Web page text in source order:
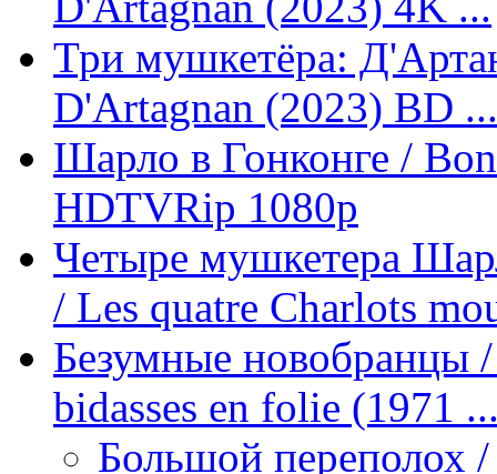
Три мушкетёра:
D'Artagnan (2023) BD ...
Шарло в Гонконге /
HDTVRip 1080p
Четыре мушкетера
/ Les quatre Charlots
Безумные новобранцы
bidasses en folie (1971
Большой переполох